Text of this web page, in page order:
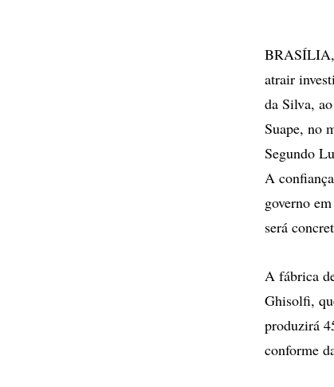
BRASÍLIA,
atrair
da Silva,
Suape, no
Segundo
A
governo
será
A fábrica
Ghisolfi,
produzirá
conforme